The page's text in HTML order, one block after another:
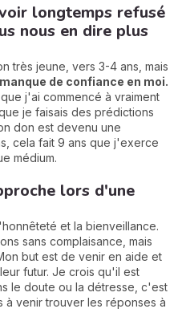
longtemps refusé
nous en dire plus
très jeune, vers 3-4 ans, mais
de confiance en moi.
j'ai commencé à vraiment
je faisais des prédictions
don est devenu une
cela fait 9 ans que j'exerce
médium.
lors d'une
et la bienveillance.
sans complaisance, mais
but est de venir en aide et
futur. Je crois qu'il est
le doute ou la détresse, c'est
venir trouver les réponses à